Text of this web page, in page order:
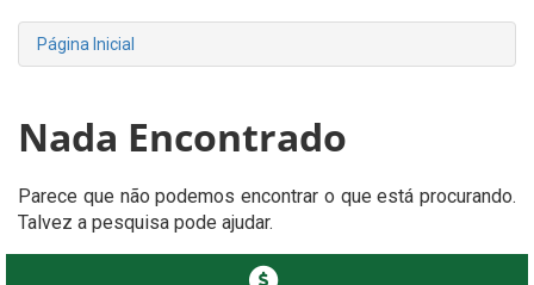
Página Inicial
Nada Encontrado
Parece que não podemos encontrar o que está procurando.
Talvez a pesquisa pode ajudar.